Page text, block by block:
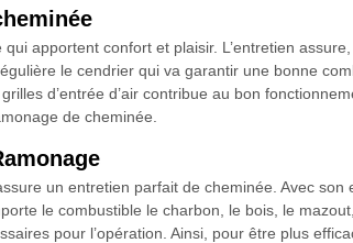
apportent confort et plaisir. L’entretien
le cendrier qui va garantir une bonne
d’entrée d’air contribue au bon
de cheminée.
un entretien parfait de cheminée. Avec son
le combustible le charbon, le bois, le
pour l’opération. Ainsi, pour être plus